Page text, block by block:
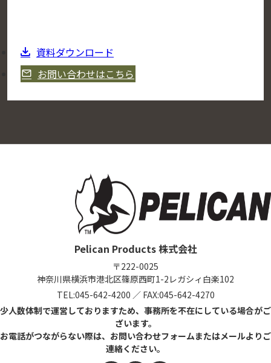
資料ダウンロード
お問い合わせはこちら
Pelican Products 株式会社
〒222-0025
神奈川県横浜市港北区篠原西町1-2 レガシィ白楽102
TEL:045-642-4200 ／ FAX:045-642-4270
少人数体制で運営しておりますため、事務所を不在にしている場合がご
ざいます。
お電話がつながらない際は、お問い合わせフォームまたはメールよりご
連絡ください。